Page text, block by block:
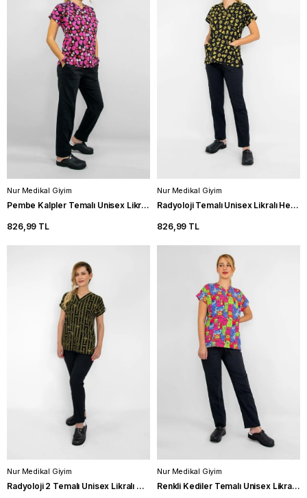
Nur Medikal Giyim
Pembe Kalpler Temalı Unisex Likralı Hemşire Forma Takım Doktor Scrubs
826,99 TL
Nur Medikal Giyim
Radyoloji Temalı Unisex Likralı Hemşire Forma Takımı Doktor Scrubs
826,99 TL
Nur Medikal Giyim
Radyoloji 2 Temalı Unisex Likralı Hemşire Forma Takımı Doktor Scrubs
Nur Medikal Giyim
Renkli Kediler Temalı Unisex Likralı Hemşire Forma Takımı Scrubs